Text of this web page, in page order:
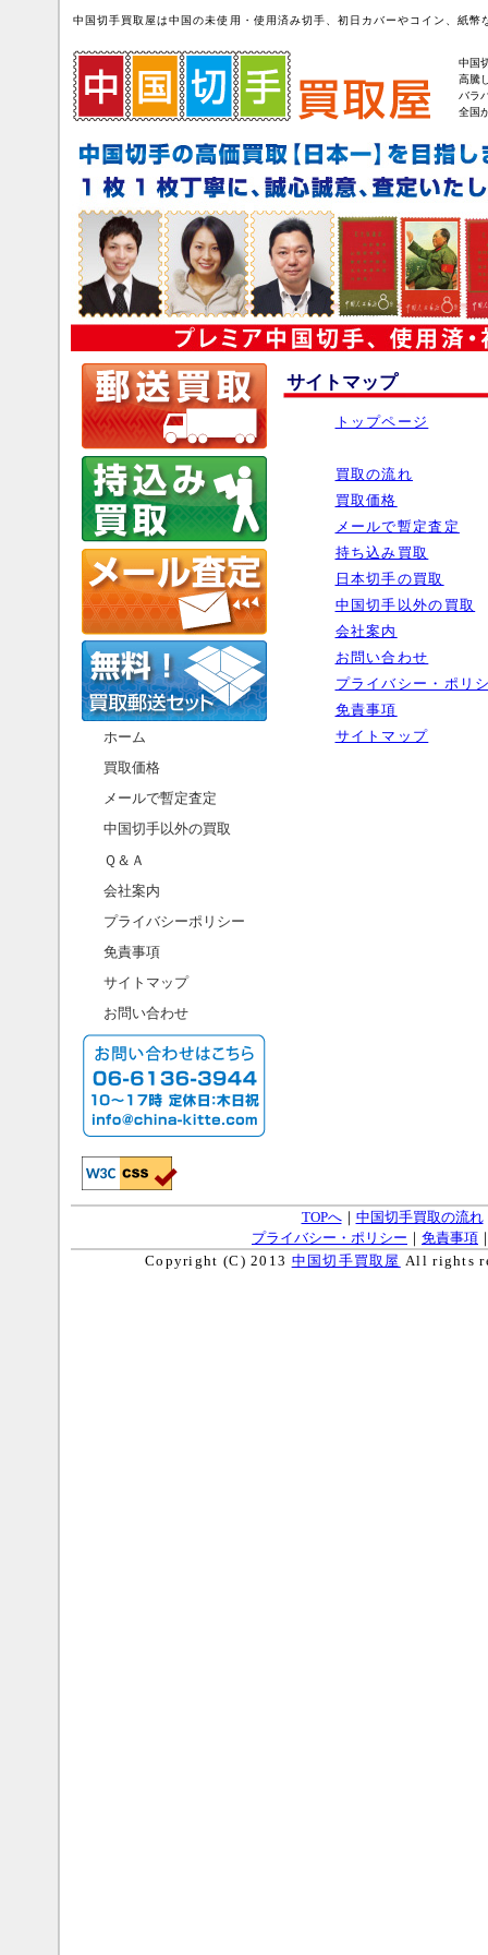
中国切手買取屋は中国の未使用・使用済み切手、初日カバーやコイン、紙幣
中国
高騰
バラ
全国
ホーム
買取価格
メールで暫定査定
中国切手以外の買取
Ｑ＆Ａ
会社案内
プライバシーポリシー
免責事項
サイトマップ
お問い合わせ
サイトマップ
トップページ
買取の流れ
買取価格
メールで暫定査定
持ち込み買取
日本切手の買取
中国切手以外の買取
会社案内
お問い合わせ
プライバシー・ポリ
免責事項
サイトマップ
TOPへ｜ 中国切手買取の流れ
プライバシー・ポリシー ｜ 免責事項
Copyright (C) 2013 中国切手買取屋 All rights